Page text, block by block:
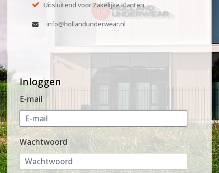
Uitsluitend voor Zakelijke Klanten
info@hollandunderwear.nl
Inloggen
E-mail
Wachtwoord